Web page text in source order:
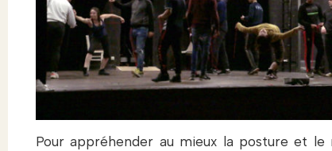
Pour appréhender au mieux la posture et le